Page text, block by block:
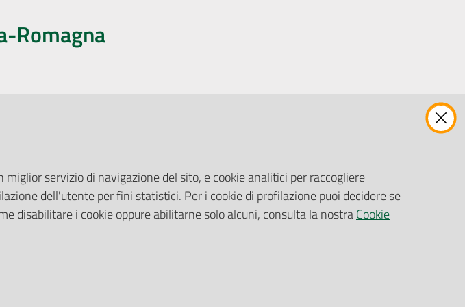
Romagna
Pubblicità legale
Albo Pretorio
Privacy Policy
Attuazione Misure PNRR
Gare e Appalti
Richiesta Patrocinio
servizio di navigazione del sito, e cookie analitici per raccogliere
dell'utente per fini statistici. Per i cookie di profilazione puoi decidere se
disabilitare i cookie oppure abilitarne solo alcuni, consulta la nostraCookie